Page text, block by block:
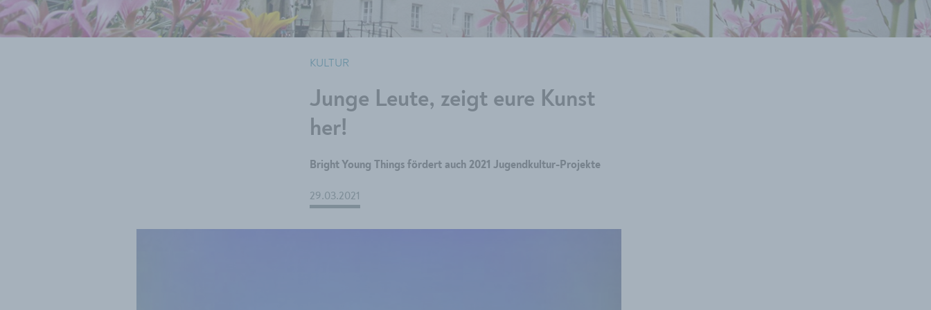
KULTUR
Junge Leute, zeigt eure Kunst
her!
Bright Young Things fördert auch 2021 Jugendkultur-Projekte
29.03.2021